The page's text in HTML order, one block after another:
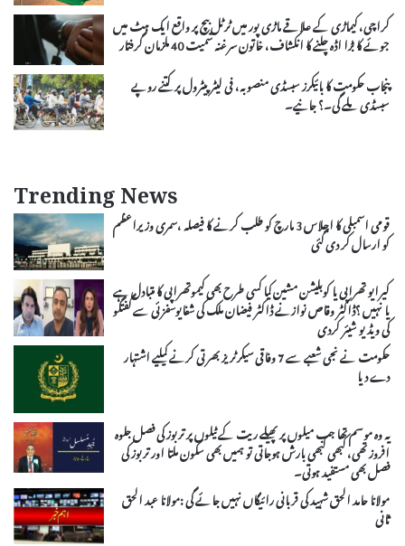
کراچی، کیماڑی کے علاقے ماڑی پور میں ٹرٹل بیچ پر واقع ایک ہٹ میں
جوئے کا بڑا اڈہ چلنے کا انکشاف، خاتون سرغنہ سمیت 40 ملزمان گرفتار
پنجاب حکومت کا بائیکرز سبسڈی منصوبہ، فی لیٹر پیٹرول پر کتنے روپے
سبسڈی ملے گی۔؟ جانیے۔
Trending News
قومی اسمبلی کا اجلاس 3 مارچ کو طلب کرنے کا فیصلہ ،سمری وزیراعظم
کو ارسال کر دی گئی
کیرایو تھراپی یا کوبلیشن مشین کیا کسی طرح بھی کیموتھراپی کا متبادل ہے
یا نہیں ؟ڈاکٹر وقاص نوازنے ڈاکٹر فیضان ملک کی شفایوسفزئی سے گفتگو
کی ویڈیو شیئر کردی
حکومت نے نجی شعبے سے 7 وفاقی سیکرٹریز بھرتی کرنے کیلیے اشتہار
دے دیا
یہ وہ موسم تھا جب میلوں پر پھیلے ریت کے ٹیلوں پر تربوز کی فصل جلوہ
افروز تھی، کبھی کبھی بارش ہوجاتی تو ہمیں بھی سکون ملتا اور تربوز کی
فصل بھی مستفید ہوتی۔
مولانا حامد الحق شہید کی قربانی رائیگاں نہیں جائے گی :مولانا عبد الحق
ثانی